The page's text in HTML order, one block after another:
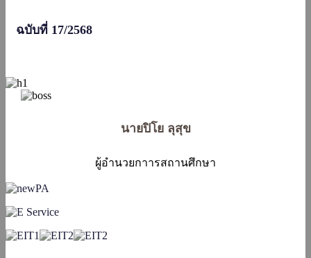
ฉบับที่ 17/2568
นายปิโย ลุสุข
ผู้อำนวยกาารสถานศึกษา